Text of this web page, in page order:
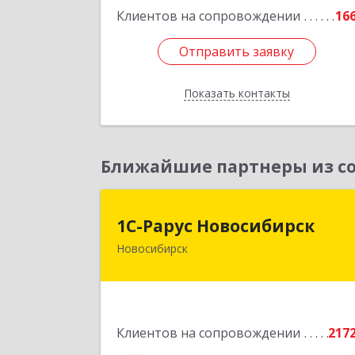
Клиентов на сопровождении
Отправить заявку
Показать контакты
Отправить заявку
Назад
Ближайшие партнеры из
1С-Рарус Новосибирск
Новосибирск
Клиентов на сопровождении
1С-Рарус Новосибирск
630015, Новосибирская обл,